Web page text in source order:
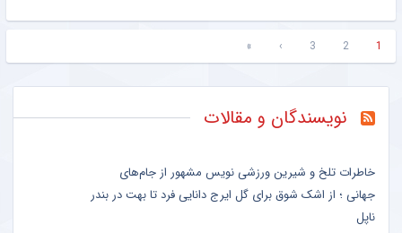
1
2
3
›
»
نویسندگان و مقالات
خاطرات تلخ و شیرین ورزشی نویس مشهور از جام‌های
جهانی ؛ از اشک شوق برای گل ایرج دانایی فرد تا بهت در بندر
ناپل